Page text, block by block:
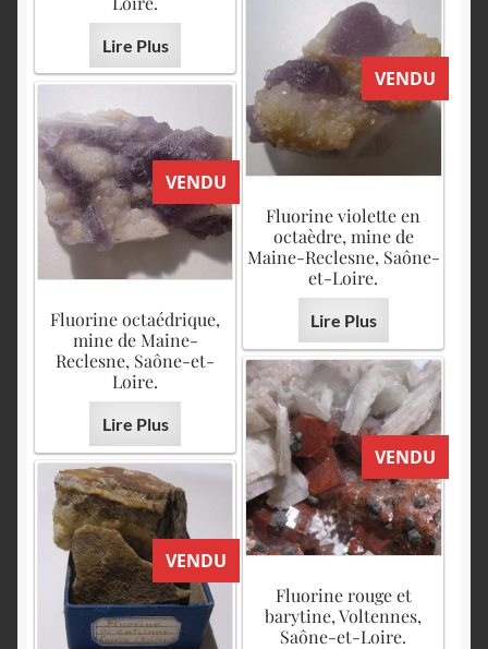
Lire Plus
VENDU
Fluorine violette en
octaèdre, mine de
Maine-Reclesne, Saône-
et-Loire.
Lire Plus
VENDU
Fluorine octaédrique,
mine de Maine-
Reclesne, Saône-et-
Loire.
Lire Plus
VENDU
Fluorine rouge et
barytine, Voltennes,
Saône-et-Loire.
VENDU